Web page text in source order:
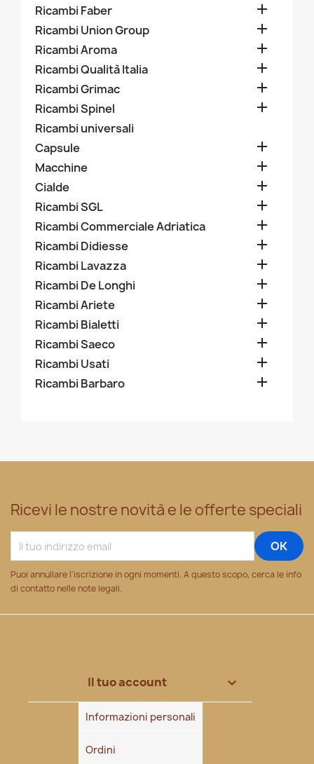
Ricambi Faber

Ricambi Union Group 
Ricambi Aroma 
Ricambi Qualità Italia 
Ricambi Grimac 
Ricambi Spinel 
Ricambi universali
Capsule

Macchine 
Cialde 
Ricambi SGL 
Ricambi Commerciale Adriatica 
Ricambi Didiesse 
Ricambi Lavazza 
Ricambi De Longhi 
Ricambi Ariete 
Ricambi Bialetti 
Ricambi Saeco 
Ricambi Usati 
Ricambi Barbaro 
Ricevi le nostre novità e le offerte speciali
Puoi annullare l'iscrizione in ogni momenti. A questo scopo, cerca le info
di contatto nelle note legali.
Il tuo account 
Informazioni personali
Ordini